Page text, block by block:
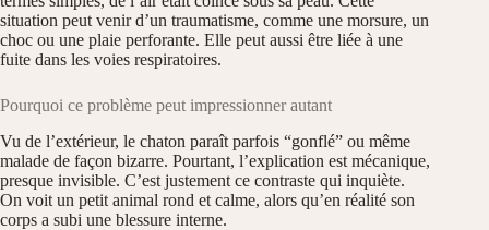
situation peut venir d’un traumatisme, comme une morsure, un
choc ou une plaie perforante. Elle peut aussi être liée à une
fuite dans les voies respiratoires.
Pourquoi ce problème peut impressionner autant
Vu de l’extérieur, le chaton paraît parfois “gonflé” ou même
malade de façon bizarre. Pourtant, l’explication est mécanique,
presque invisible. C’est justement ce contraste qui inquiète.
On voit un petit animal rond et calme, alors qu’en réalité son
corps a subi une blessure interne.